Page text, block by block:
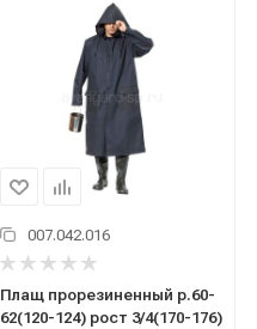
007.042.016
Плащ прорезиненный р.60-
62(120-124) рост 3/4(170-176)